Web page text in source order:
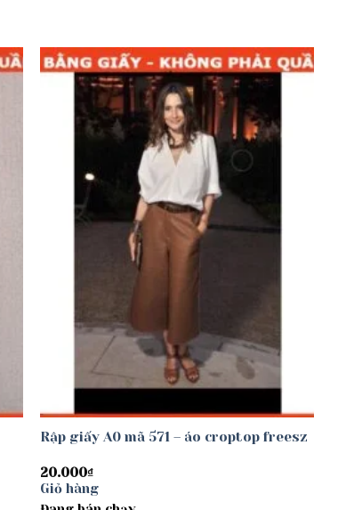
Rập giấy A0 mã 571 – áo croptop freesz
20.000₫
Giỏ hàng